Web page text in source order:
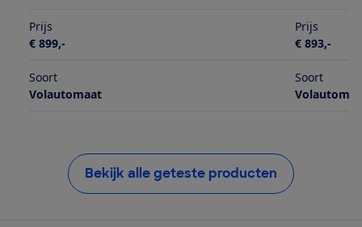
Prijs
€ 899,-
Prijs
€ 893,-
Soort
Volautomaat
Soort
Bekijk alle geteste producten